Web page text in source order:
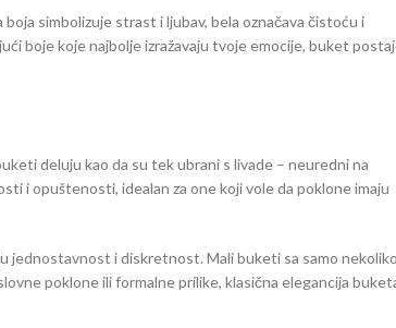
simbolizuje strast i ljubav, bela označava čistoću i
boje koje najbolje izražavaju tvoje emocije, buket
deluju kao da su tek ubrani s livade – neuredni na
i opuštenosti, idealan za one koji vole da poklone imaju
jednostavnost i diskretnost. Mali buketi sa samo nekoliko
poklone ili formalne prilike, klasična elegancija